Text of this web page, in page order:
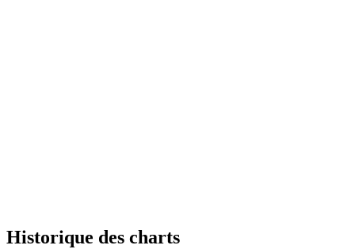
Historique des charts